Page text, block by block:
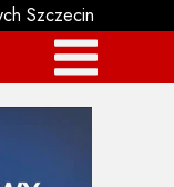
Szczecin